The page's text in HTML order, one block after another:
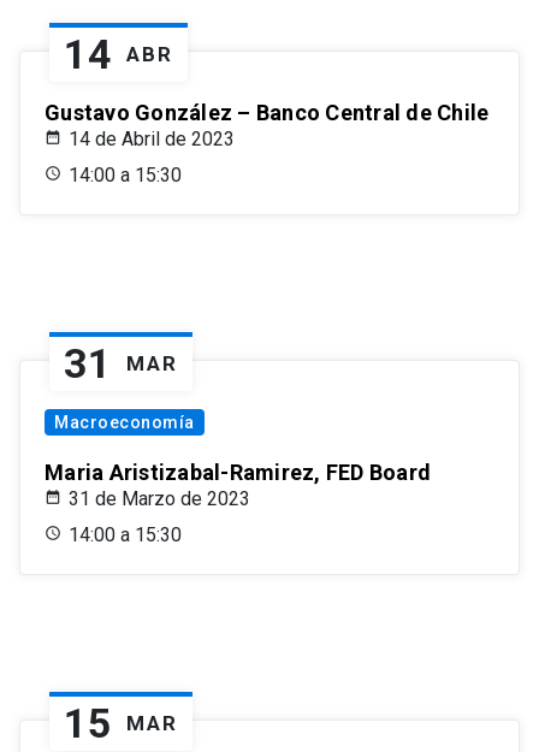
14 ABR
Gustavo González – Banco Central de Chile
14 de Abril de 2023
14:00 a 15:30
31 MAR
Macroeconomía
Maria Aristizabal-Ramirez, FED Board
31 de Marzo de 2023
14:00 a 15:30
15 MAR